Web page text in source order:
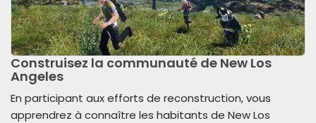
Construisez la communauté de New Los
Angeles
En participant aux efforts de reconstruction, vous
apprendrez à connaître les habitants de New Los